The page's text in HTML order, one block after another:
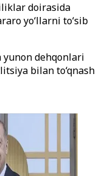
doirasida
yo‘llarni to‘sib
dehqonlari
bilan to‘qnash